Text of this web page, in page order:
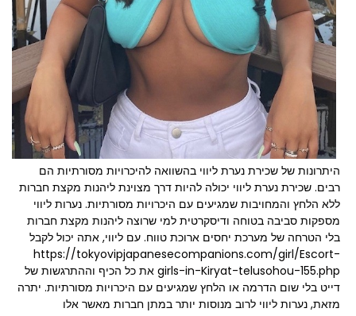
היתרונות של שכירת נערת ליווי בהשוואה להיכרויות מסורתיות הם
רבים. שכירת נערת ליווי יכולה להיות דרך מצוינת ליהנות מקצת חברות
ללא הלחץ והמחויבות שמגיעים עם היכרויות מסורתיות. נערות ליווי
מספקות סביבה בטוחה ודיסקרטית למי שרוצה ליהנות מקצת חברות
בלי הטרחה של מערכת יחסים ארוכת טווח. עם ליווי, אתה יכול לקבל
https://tokyovipjapanesecompanions.com/girl/Escort-
girls-in-Kiryat-telusohou-155.php את כל הכיף וההתרגשות של
דייט בלי שום הדרמה או הלחץ שמגיעים עם היכרויות מסורתיות. יתרה
מזאת, נערות ליווי לרוב מנוסות יותר במתן חברות מאשר אלו